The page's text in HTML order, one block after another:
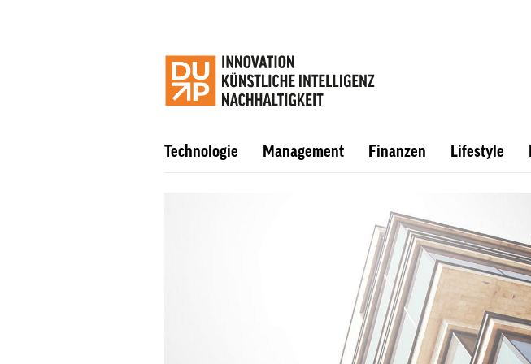
Technologie Management Finanzen Lifestyle